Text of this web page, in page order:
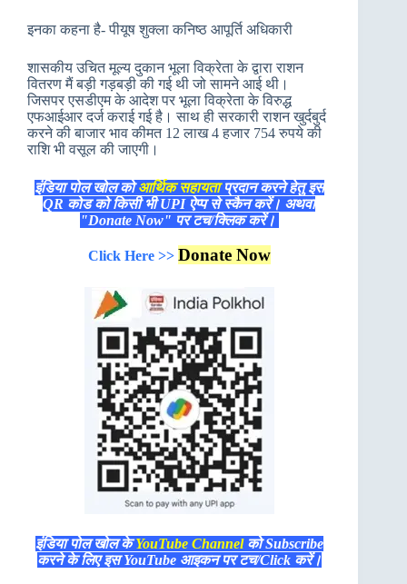
इनका कहना है- पीयूष शुक्ला कनिष्ठ आपूर्ति अधिकारी
शासकीय उचित मूल्य दुकान भूला विक्रेता के द्वारा राशन
वितरण मैं बड़ी गड़बड़ी की गई थी जो सामने आई थी।
जिसपर एसडीएम के आदेश पर भूला विक्रेता के विरुद्ध
एफआईआर दर्ज कराई गई है। साथ ही सरकारी राशन खुर्दबुर्द
करने की बाजार भाव कीमत 12 लाख 4 हजार 754 रुपये की
राशि भी वसूल की जाएगी।
इंडिया पोल खोल कोआर्थिक सहायताप्रदान करने हेतु इस
QR कोड को किसी भी UPI ऐप्प से स्कैन करें। अथवा
"Donate Now" पर टच/क्लिक करें।
Click Here >> Donate Now
इंडिया पोल खोल केYouTube Channelको Subscribe
करने के लिए इस YouTube आइकन पर टच/Click करें।